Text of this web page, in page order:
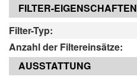
FILTER-EIGENSCHAFTEN
Filter-Typ:
Anzahl der Filtereinsätze:
AUSSTATTUNG